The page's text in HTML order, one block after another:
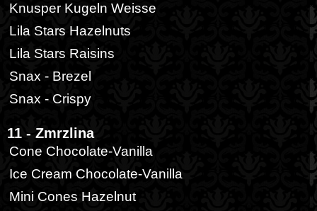
Knusper Kugeln Weisse
Lila Stars Hazelnuts
Lila Stars Raisins
Snax - Brezel
Snax - Crispy
11 - Zmrzlina
Cone Chocolate-Vanilla
Ice Cream Chocolate-Vanilla
Mini Cones Hazelnut